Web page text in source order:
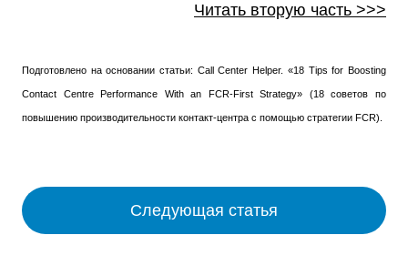
Читать вторую часть >>>
Подготовлено на основании статьи: Call Center Helper. «18 Tips for Boosting
Contact Centre Performance With an FCR-First Strategy» (18 советов по
повышению производительности контакт-центра с помощью стратегии FCR).
Следующая статья